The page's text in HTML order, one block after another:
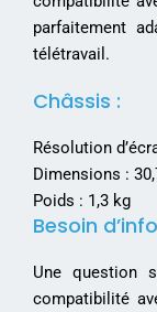
parfaitement
télétravail.
Châssis :
Résolution
Dimensions :
Poids : 1,3 kg
Besoin
Une question
compatibilité